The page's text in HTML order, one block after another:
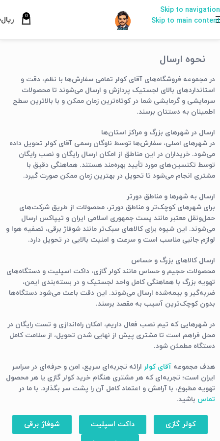
Skip to navigation
Skip to main content
0 ریال
نحوه ارسال
در مجموعه فروشگاه‌های آقای کولر تمامی سفارش‌ها با نظم، دقت و
استانداردهای بالای لجستیک پردازش و ارسال می‌شوند تا محصولات
سرمایشی و گرمایشی شما در کوتاه‌ترین زمان ممکن و با بالاترین سطح
اطمینان به دستتان برسند.
ارسال در شهرهای بزرگ و مراکز استان‌ها
در شهرهای اصلی، سفارش‌ها توسط ناوگان رسمی آقای کولر تحویل داده
می‌شود. خریداران در این مناطق از امکان ارسال رایگان و نصب رایگان
توسط تکنسین‌های مورد تأیید بهره‌مند هستند. هماهنگی دقیق با
مشتری انجام می‌شود تا تحویل در بهترین زمان ممکن صورت گیرد.
ارسال به شهرها و مناطق دورتر
برای شهرهای کوچک‌تر و مناطق دورتر، محصولات از طریق شرکت‌های
حمل‌ونقل معتبر مانند پست جمهوری اسلامی ایران و تیپاکس ارسال
می‌شوند. این شیوه برای کالاهای سبک‌تر مانند شوفاژ برقی، تصفیه هوا و
لوازم جانبی مناسب است و سرعت و امنیت بالایی در تحویل دارد.
ارسال کالاهای بزرگ و حساس
محصولات حجیم و حساس مانندکولر گازی، داکت اسپلیت و دستگاه‌های
تهویه بزرگ با هماهنگی کامل واحد لجستیک و در بسته‌بندی ایمن،
ضربه‌گیر و بیمه‌شده ارسال می‌شوند. این دقت باعث می‌شود دستگاه‌ها
بدون کوچک‌ترین آسیب به مقصد برسند.
در شهرهایی که تیم نصب فعال داریم، امکان راه‌اندازی و تست رایگان در
محل فراهم است تا مشتری پیش از نهایی شدن تحویل، از سلامت کامل
دستگاه مطمئن شود.
هدف مجموعه آقای کولر ارائه تجربه‌ای سریع، امن و حرفه‌ای در سراسر
ایران است؛ تجربه‌ای که هر مشتری هنگام خرید کولر گازی یا هر محصول
تهویه مطبوع، با آرامش و اعتماد کامل آن را پشت سر بگذارد. با ما در
تماس باشید.
کولر گازی داکت اسپلیت
شوفاژ برقی